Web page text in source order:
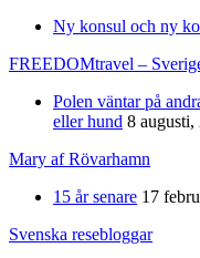
Ny konsul och ny
FREEDOMtravel –
Polen väntar på
eller hund 8 augusti,
Mary af Rövarhamn
15 år senare 17
Svenska resebloggar